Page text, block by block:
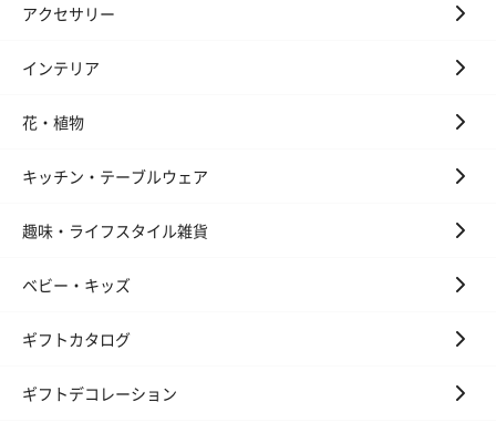
アクセサリー
インテリア
花・植物
キッチン・テーブルウェア
趣味・ライフスタイル雑貨
ベビー・キッズ
ギフトカタログ
ギフトデコレーション